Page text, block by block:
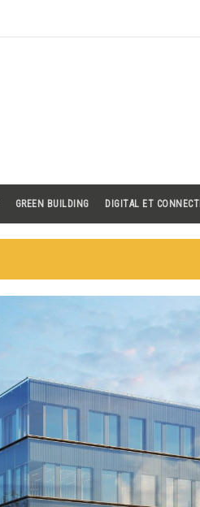
GREEN BUILDING DIGITAL ET